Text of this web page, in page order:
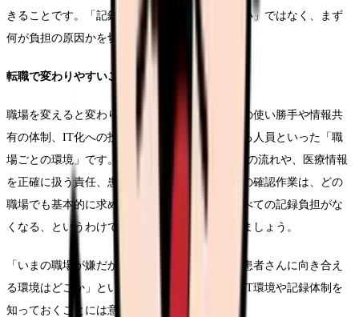
きることです。「記録がつらい＝辞めるしかない」ではなく、まず
何が負担の原因かを切り分けるのが先決です。
転職で変わりやすいこと・変わりにくいこと
職場を変えると変わりやすいのは、電子カルテの使い勝手や情報共
有の体制、IT化への投資姿勢、記録業務に割ける人員といった「職
場ごとの環境」です。一方で、医療DXそのものの流れや、医療情報
を正確に扱う責任、患者さんの安全を守るための確認作業は、どの
職場でも基本的に求められます。転職すればすべての記録負担がな
くなる、というわけではない点は押さえておきましょう。
「いまの職場が嫌だから」ではなく、「自分が患者さんに向き合え
る環境はどこか」という視点で、ほかの職場のIT環境や記録体制を
知っておくことには意味があります。